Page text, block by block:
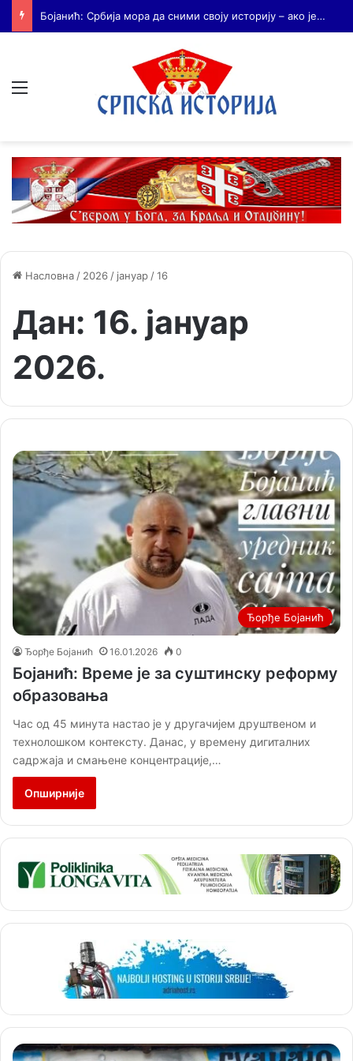
Бојанић: Када се гради – некоме смета. Када се не гради – сви се жале
Насловна / 2026 / јануар /16
Дан: 16. јануар
2026.
Ђорђе Бојанић
Ђорђе Бојанић 16.01.2026 0
Бојанић: Време је за суштинску реформу
образовања
Час од 45 минута настао је у другачијем друштвеном и
технолошком контексту. Данас, у времену дигиталних
садржаја и смањене концентрације,…
Опширније